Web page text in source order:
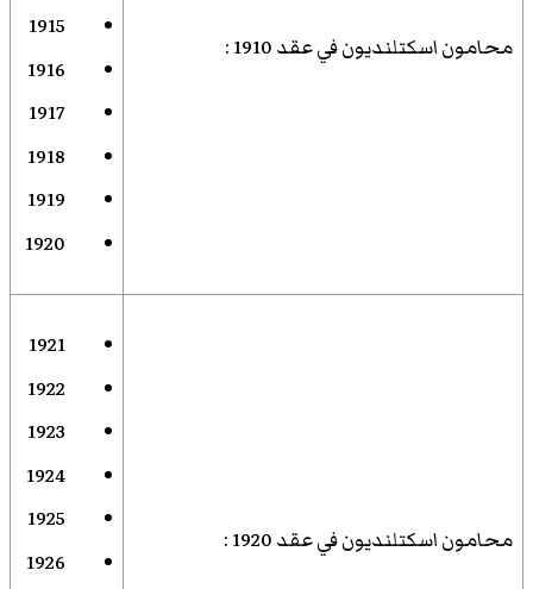
محامون اسكتلنديون في عقد 1910 :
1915
1916
1917
1918
1919
1920
محامون اسكتلنديون في عقد 1920 :
1921
1922
1923
1924
1925
1926